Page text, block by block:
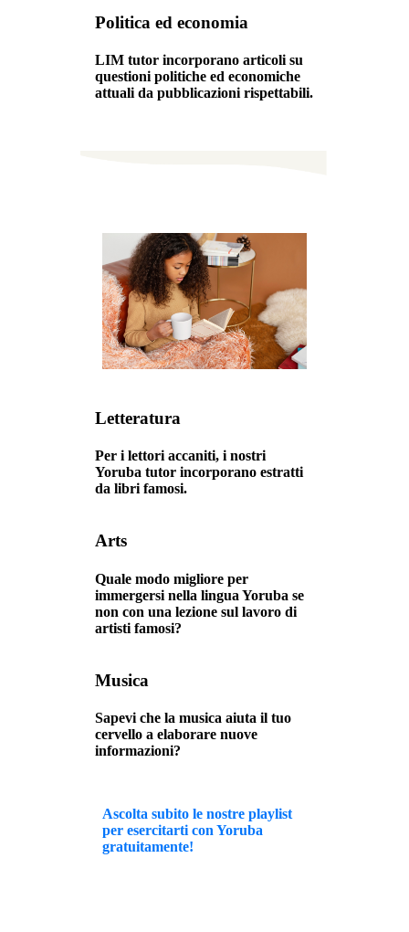
Politica ed economia
LIM tutor incorporano articoli su
questioni politiche ed economiche
attuali da pubblicazioni rispettabili.
Letteratura
Per i lettori accaniti, i nostri
Yoruba tutor incorporano estratti
da libri famosi.
Arts
Quale modo migliore per
immergersi nella lingua Yoruba se
non con una lezione sul lavoro di
artisti famosi?
Musica
Sapevi che la musica aiuta il tuo
cervello a elaborare nuove
informazioni?
Ascolta subito le nostre playlist
per esercitarti con Yoruba
gratuitamente!